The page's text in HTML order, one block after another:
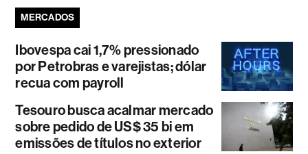
MERCADOS
Ibovespa cai 1,7% pressionado
por Petrobras e varejistas; dólar
recua com payroll
Tesouro busca acalmar mercado
sobre pedido de US$ 35 bi em
emissões de títulos no exterior